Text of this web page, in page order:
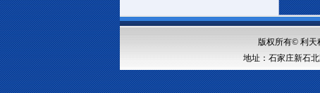
版权所有© 利天
地址：石家庄新石